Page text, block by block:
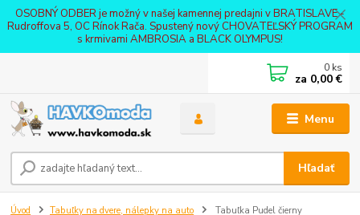
OSOBNÝ ODBER je možný v našej kamennej predajni v BRATISLAVE -
Rudroffova 5, OC Rínok Rača. Spustený nový CHOVATEĽSKÝ PROGRAM
s krmivami AMBROSIA a BLACK OLYMPUS!
Menu
Hľadať
0 ks
za 0,00 €
Úvod Tabuľky na dvere, nálepky na auto Tabuľka Pudel čierny